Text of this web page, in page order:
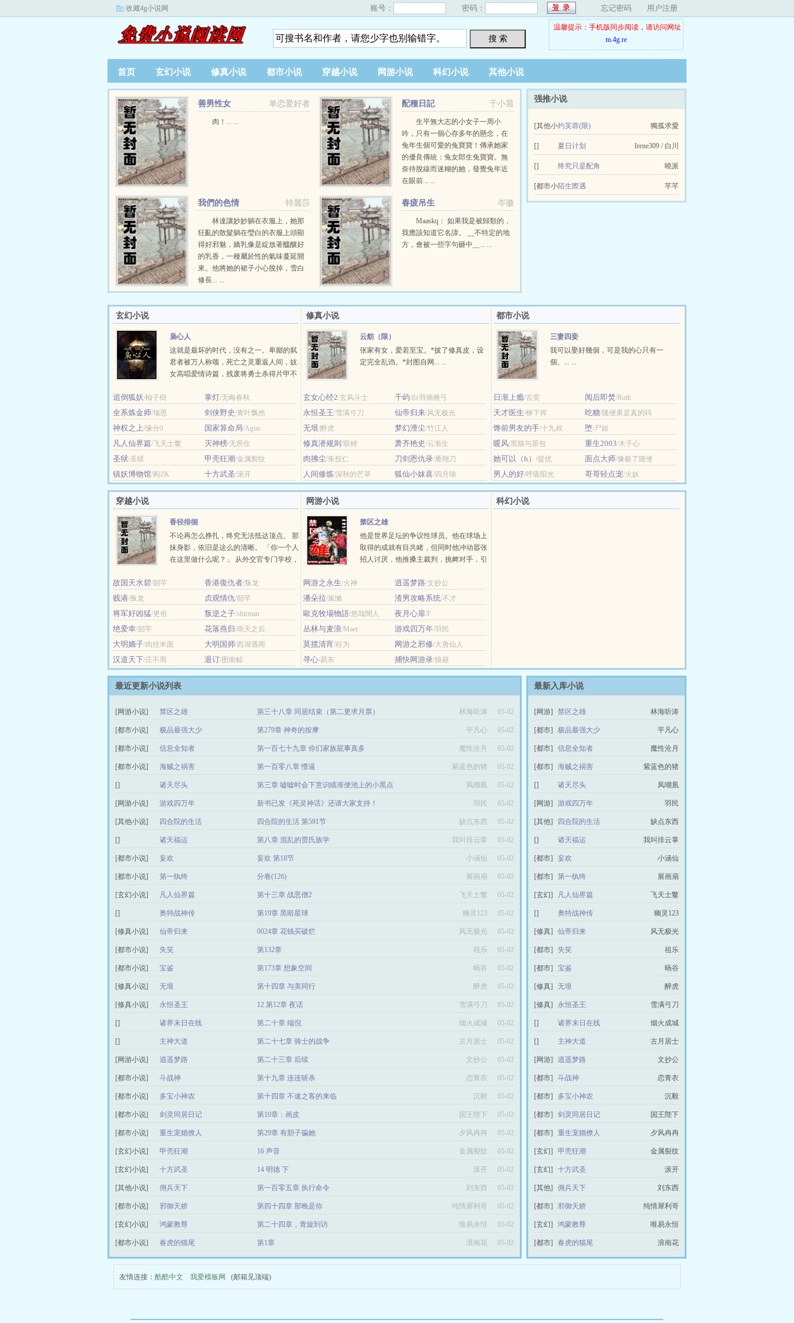
收藏4g小说网 账号： 密码： 忘记密码 用户注册
搜 索
温馨提示：手机版同步阅读，请访问网址
m.4g.re
首页 玄幻小说 修真小说 都市小说 穿越小说 网游小说 科幻小说 其他小说
单恋爱好者
善男性女
肉！... ...
于小晨
配種日記
生平無大志的小女子一周小
吟，只有一個心存多年的懸念，在
兔年生個可愛的兔寶寶！傳承她家
的優良傳統：兔女郎生兔寶寶。無
奈待脫線而迷糊的她，發覺兔年近
在眼前... ...
特麗莎
我們的色情
林達讓妙妙躺在衣服上，她那
狂亂的散髮躺在瑩白的衣服上頭顯
得好邪魅，嬌乳像是綻放著醞釀好
的乳香，一種屬於性的氣味蔓延開
來。他將她的裙子小心脫掉，雪白
修長... ...
岑徽
春疲吊生
Maaskq： 如果我是被歸類的，
我應該知道它名諱。 __不特定的地
方，會被一些字句砸中__... ...
强推小说
[其他小
说]
灼芙蓉(限) 獨孤求愛
[] 夏日计划 Irene309 / 白川
[] 终究只是配角 曉派
[都市小
说]
陌生際遇 芊芊
玄幻小说
枭心人
这就是最坏的时代，没有之一。卑鄙的弑
君者被万人称颂，死亡之灵重返人间，妓.
女高唱爱情诗篇，残废将勇士杀得片甲不
追倒狐妖/柚子樹 掌灯/无晦春秋
全系炼金师/瑞恩 剑侠野史/青叶飘然
神权之上/缘分0 国家算命局/Aguo
凡人仙界篇/飞天土鳖 灭神榜/无所住
圣狱/圣狱 甲壳狂潮/金属裂纹
镇妖博物馆/阎ZK 十方武圣/滚开
修真小说
云舫（限）
张家有女，爱若至宝。*披了修真皮，设
定完全乱诌。*封图自网... ...
玄女心经2/玄风斗士 千屿/白羽摘雕弓
永恒圣王/雪满弓刀 仙帝归来/风无极光
无垠/醉虎 梦幻湮尘/竹江人
修真潜规则 /双鲤 萧齐艳史/云渐生
肉拂尘/朱投仁 刀剑恩仇录/雁翎刀
人间修炼/深秋的芒草 狐仙小妺喜/四月喵
都市小说
三妻四妾
我可以娶好幾個，可是我的心只有一
個。... ...
日渐上瘾/古奕 阅后即焚/Ruth
天才医生/柳下挥 吃糖/随便果是真的吗
馋前男友的手/十九叔 堕/尸姐
暖风/黑猫与茶包 重生2003/木子心
她可以（h） /提优 面点大师/像极了随便
男人的好/呼吸阳光 哥哥轻点宠/火妖
穿越小说
香径徘徊
不论再怎么挣扎，终究无法抵达顶点。 那
抹身影，依旧是这么的清晰。 「你一个人
在这里做什么呢？」 从外交官专门学校，
故国天水碧/韶芊 香港復仇者/叛龙
贱港/叛龙 贞观情仇/韶芊
将军好凶猛/更俗 叛逆之子/shirman
绝爱幸/韶芊 花落燕归/雨天之后
大明嫡子/肉丝米面 大明国师/西湖遇雨
汉道天下/庄不周 退订/图南鲸
网游小说
禁区之雄
他是世界足坛的争议性球员。他在球场上
取得的成就有目共睹，但同时他冲动嚣张
招人讨厌，他推搡主裁判，挑衅对手，引
网游之永生/火神 逍遥梦路/文抄公
潘朵拉/嵐懶 渣男攻略系统/不才
歐克牧場物語/悠哉閒人 夜月心扉/F
丛林与麦浪/Maer 游戏四万年/羽民
莫揽清宵/枉为 网游之邪修/大唐仙人
寻心/易东 捕快网游录/狼籍
科幻小说
最近更新小说列表
[网游小说] 禁区之雄 第三十八章 同居结束（第二更求月票） 林海听涛 05-02
[都市小说] 极品最强大少 第279章 神奇的按摩 平凡心 05-02
[都市小说] 信息全知者 第一百七十九章 你们家族屁事真多 魔性沧月 05-02
[都市小说] 海贼之祸害 第一百零八章 懵逼 紫蓝色的猪 05-02
[] 诸天尽头 第三章 嘘嘘时会下意识瞄准便池上的小黑点 凤嘲凰 05-02
[网游小说] 游戏四万年 新书已发《死灵神话》还请大家支持！ 羽民 05-02
[其他小说] 四合院的生活 四合院的生活 第591节 缺点东西 05-02
[] 诸天福运 第八章 混乱的贾氏族学 我叫排云掌 05-02
[都市小说] 妄欢 妄欢 第18节 小涵仙 05-02
[都市小说] 第一纨绔 分卷(126) 展画扇 05-02
[玄幻小说] 凡人仙界篇 第十三章 战恶僧2 飞天土鳖 05-02
[] 奥特战神传 第19章 黑暗星球 幽灵123 05-02
[修真小说] 仙帝归来 0024章 花钱买破烂 风无极光 05-02
[都市小说] 失笑 第132章 祖乐 05-02
[都市小说] 宝鉴 第173章 想象空间 旸谷 05-02
[修真小说] 无垠 第十四章 与美同行 醉虎 05-02
[修真小说] 永恒圣王 12.第12章 夜话 雪满弓刀 05-02
[] 诸界末日在线 第二十章 端倪 烟火成城 05-02
[] 主神大道 第二十七章 骑士的战争 古月居士 05-02
[网游小说] 逍遥梦路 第二十三章 后续 文抄公 05-02
[都市小说] 斗战神 第十九章 连连斩杀 恋青衣 05-02
[都市小说] 多宝小神农 第十四章 不速之客的来临 沉毅 05-02
[都市小说] 剑灵同居日记 第10章：画皮 国王陛下 05-02
[都市小说] 重生宠婚撩人 第29章 有胆子骗她 夕风冉冉 05-02
[玄幻小说] 甲壳狂潮 16 声音 金属裂纹 05-02
[玄幻小说] 十方武圣 14 明德 下 滚开 05-02
[其他小说] 佣兵天下 第一百零五章 执行命令 刘东西 05-02
[都市小说] 邪御天娇 第四十四章 那晚是你 纯情犀利哥 05-02
[玄幻小说] 鸿蒙教尊 第二十四章，青旋到访 唯易永恒 05-02
[都市小说] 春虎的猫尾 第1章 浪南花 05-02
最新入库小说
[网游] 禁区之雄 林海听涛
[都市] 极品最强大少 平凡心
[都市] 信息全知者 魔性沧月
[都市] 海贼之祸害 紫蓝色的猪
[] 诸天尽头 凤嘲凰
[网游] 游戏四万年 羽民
[其他] 四合院的生活 缺点东西
[] 诸天福运 我叫排云掌
[都市] 妄欢 小涵仙
[都市] 第一纨绔 展画扇
[玄幻] 凡人仙界篇 飞天土鳖
[] 奥特战神传 幽灵123
[修真] 仙帝归来 风无极光
[都市] 失笑 祖乐
[都市] 宝鉴 旸谷
[修真] 无垠 醉虎
[修真] 永恒圣王 雪满弓刀
[] 诸界末日在线 烟火成城
[] 主神大道 古月居士
[网游] 逍遥梦路 文抄公
[都市] 斗战神 恋青衣
[都市] 多宝小神农 沉毅
[都市] 剑灵同居日记 国王陛下
[都市] 重生宠婚撩人 夕风冉冉
[玄幻] 甲壳狂潮 金属裂纹
[玄幻] 十方武圣 滚开
[其他] 佣兵天下 刘东西
[都市] 邪御天娇 纯情犀利哥
[玄幻] 鸿蒙教尊 唯易永恒
[都市] 春虎的猫尾 浪南花
友情连接： 酷酷中文 我爱模板网 (邮箱见顶端)